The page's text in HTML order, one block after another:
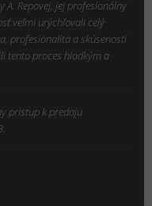
Repovej, jej profesionálny
veľmi urýchľovali celý
profesionalita a skúsenosti
tento proces hladkým a
pristup k predaju